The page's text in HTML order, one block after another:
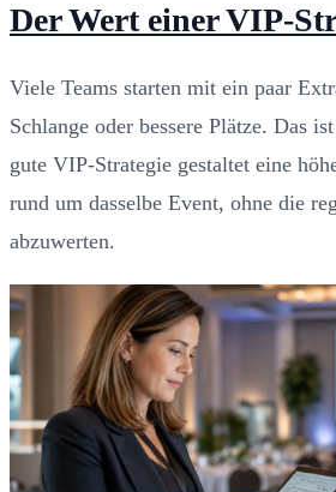
Der Wert einer VIP-
Viele Teams starten mit ein paar
Schlange oder bessere Plätze. Das
gute VIP-Strategie gestaltet eine
rund um dasselbe Event, ohne die
abzuwerten.